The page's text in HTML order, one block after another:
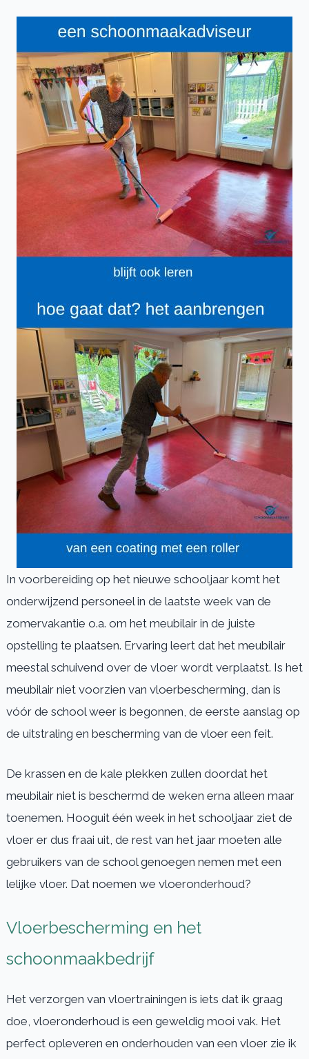
In voorbereiding op het nieuwe schooljaar komt het
onderwijzend personeel in de laatste week van de
zomervakantie o.a. om het meubilair in de juiste
opstelling te plaatsen. Ervaring leert dat het meubilair
meestal schuivend over de vloer wordt verplaatst. Is het
meubilair niet voorzien van vloerbescherming, dan is
vóór de school weer is begonnen, de eerste aanslag op
de uitstraling en bescherming van de vloer een feit.
De krassen en de kale plekken zullen doordat het
meubilair niet is beschermd de weken erna alleen maar
toenemen. Hooguit één week in het schooljaar ziet de
vloer er dus fraai uit, de rest van het jaar moeten alle
gebruikers van de school genoegen nemen met een
lelijke vloer. Dat noemen we vloeronderhoud?
Vloerbescherming en het
schoonmaakbedrijf
Het verzorgen van vloertrainingen is iets dat ik graag
doe, vloeronderhoud is een geweldig mooi vak. Het
perfect opleveren en onderhouden van een vloer zie ik